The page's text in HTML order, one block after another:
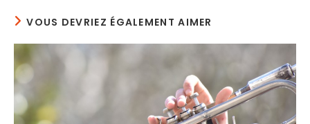
VOUS DEVRIEZ ÉGALEMENT AIMER